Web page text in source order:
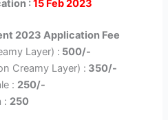
:15 Feb 2023
2023 Application Fee
Layer) : 500/-
Creamy Layer) : 350/-
: 250/-
: 250